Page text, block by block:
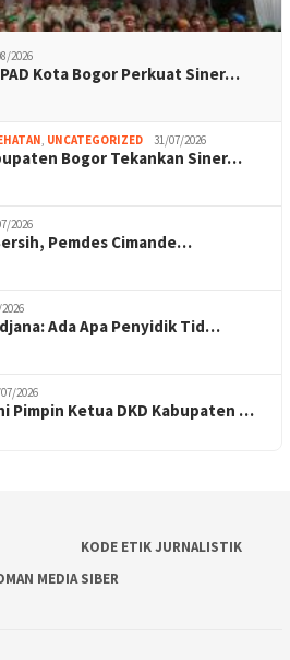
2026
Kota Bogor Perkuat Siner…
, UNCATEGORIZED 31/07/2026
Bogor Tekankan Siner…
2026
Pemdes Cimande…
Ada Apa Penyidik Tid…
2026
Pimpin Ketua DKD Kabupaten …
KODE ETIK JURNALISTIK
MEDIA SIBER